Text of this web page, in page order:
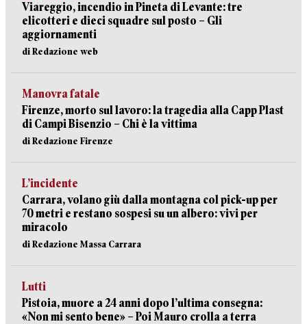
Viareggio, incendio in Pineta di Levante: tre
elicotteri e dieci squadre sul posto – Gli
aggiornamenti
di Redazione web
Manovra fatale
Firenze, morto sul lavoro: la tragedia alla Capp Plast
di Campi Bisenzio – Chi è la vittima
di Redazione Firenze
L’incidente
Carrara, volano giù dalla montagna col pick-up per
70 metri e restano sospesi su un albero: vivi per
miracolo
di Redazione Massa Carrara
Lutti
Pistoia, muore a 24 anni dopo l’ultima consegna:
«Non mi sento bene» – Poi Mauro crolla a terra